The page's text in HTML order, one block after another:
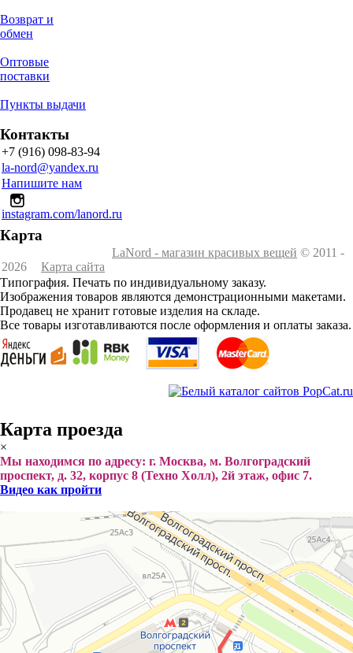
Возврат и
обмен
Оптовые
поставки
Пункты выдачи
Контакты
+7 (916) 098-83-94
la-nord@yandex.ru
Напишите нам
instagram.com/lanord.ru
Карта
LaNord - магазин красивых вещей © 2011 -
2026
Карта сайта
Типография. Печать по индивидуальному заказу.
Изображения товаров являются демонстрационными макетами.
Продавец не хранит готовые изделия на складе.
Все товары изготавливаются после оформления и оплаты заказа.
Карта проезда
×
Мы находимся по адресу: г. Москва, м. Волгоградский
проспект, д. 32, корпус 8 (Техно Холл), 2й этаж, офис 7.
Видео как пройти